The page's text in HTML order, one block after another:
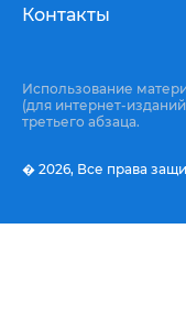
Контакты
Использование
(для интернет-
третьего абзаца.
� 2026, Все права